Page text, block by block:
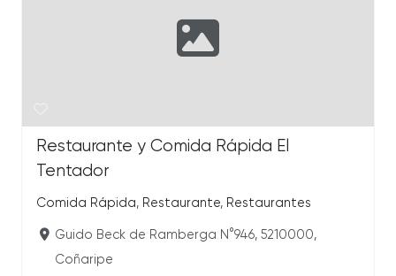
Restaurante y Comida Rápida El
Tentador
Comida Rápida, Restaurante, Restaurantes
Guido Beck de Ramberga N°946, 5210000,
Coñaripe